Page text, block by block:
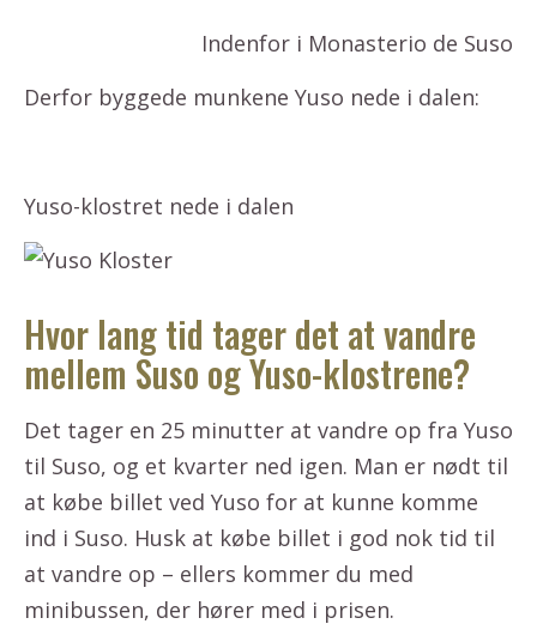
Indenfor i Monasterio de Suso
Derfor byggede munkene Yuso nede i dalen:
Yuso-klostret nede i dalen
Hvor lang tid tager det at vandre
mellem Suso og Yuso-klostrene?
Det tager en 25 minutter at vandre op fra Yuso
til Suso, og et kvarter ned igen. Man er nødt til
at købe billet ved Yuso for at kunne komme
ind i Suso. Husk at købe billet i god nok tid til
at vandre op – ellers kommer du med
minibussen, der hører med i prisen.